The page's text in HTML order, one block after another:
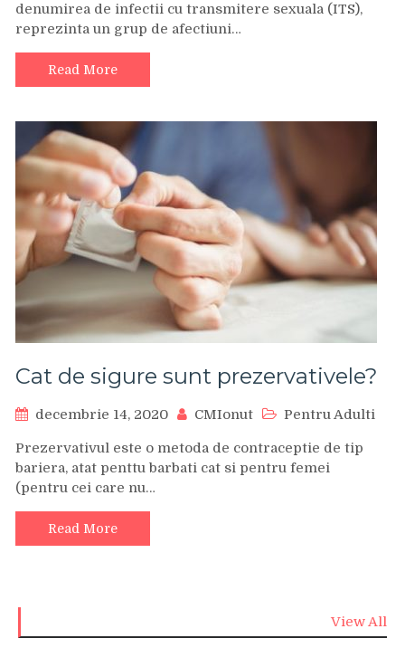
denumirea de infectii cu transmitere sexuala (ITS),
reprezinta un grup de afectiuni…
Read More
Cat de sigure sunt prezervativele?
decembrie 14, 2020 CMIonut Pentru Adulti
Prezervativul este o metoda de contraceptie de tip
bariera, atat penttu barbati cat si pentru femei
(pentru cei care nu…
Read More
View All